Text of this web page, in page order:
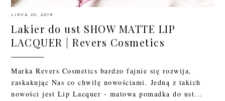
LIPCA 25, 2019
Lakier do ust SHOW MATTE LIP
LACQUER | Revers Cosmetics
Marka Revers Cosmetics bardzo fajnie się rozwija,
zaskakując Nas co chwilę nowościami. Jedną z takich
nowości jest Lip Lacquer - matowa pomadka do ust...